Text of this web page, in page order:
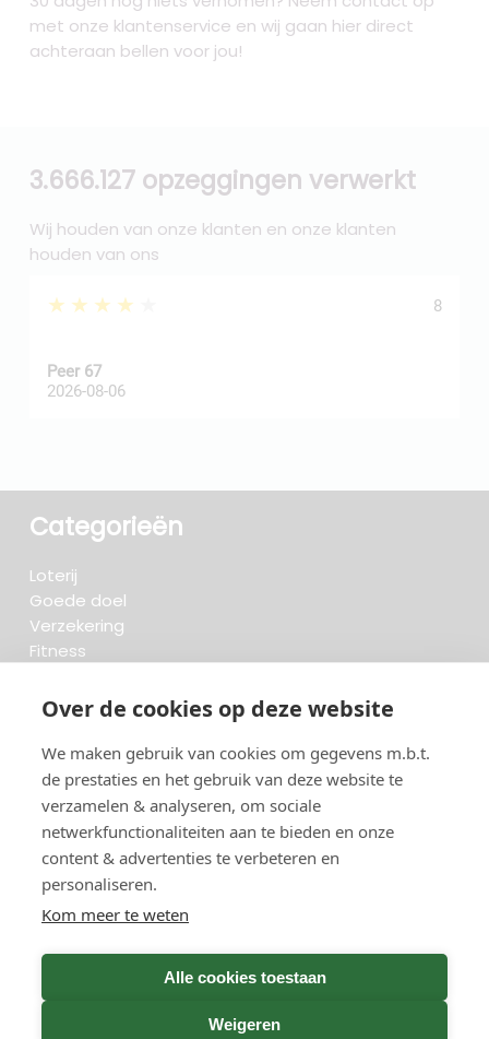
Over de cookies op deze website
We maken gebruik van cookies om gegevens m.b.t.
de prestaties en het gebruik van deze website te
verzamelen & analyseren, om sociale
netwerkfunctionaliteiten aan te bieden en onze
content & advertenties te verbeteren en
personaliseren.
Kom meer te weten
Alle cookies toestaan
Weigeren
met onze klantenservice en wij gaan hier direct
achteraan bellen voor jou!
3.666.127 opzeggingen verwerkt
Wij houden van onze klanten en onze klanten
houden van ons
★★★★★ 8
Peer 67
2026-08-06
Categorieën
Loterij
Goede doel
Verzekering
Fitness
Opzeggen.be
FAQ
Beoordelingen
Blog
Meteen opzeggen
736 opzeggingen afgelopen 30 dagen - 3.666.127